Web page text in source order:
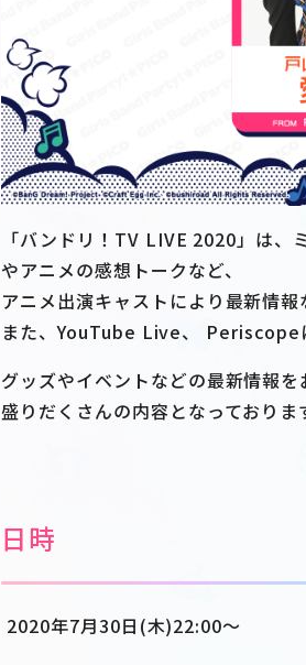
「バンドリ！TV LIVE 2020」は
やアニメの感想トークなど、
アニメ出演キャストにより最新情
また、YouTube Live、 Periscope
グッズやイベントなどの最新情報
盛りだくさんの内容となっておりま
日時
2020年7月30日(木)22:00～